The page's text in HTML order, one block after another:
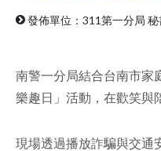
發佈單位：311第一分局 秘
南警一分局結合台南市家
樂趣日」活動，在歡笑與
現場透過播放詐騙與交通